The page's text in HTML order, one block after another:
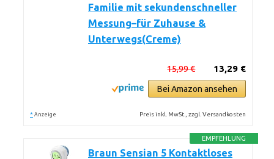
Familie mit sekundenschneller
Messung–für Zuhause &
Unterwegs(Creme)
13,29 €
15,99 €
Bei Amazon ansehen
* Anzeige Preis inkl. MwSt., zzgl. Versandkosten
EMPFEHLUNG
Braun Sensian 5 Kontaktloses